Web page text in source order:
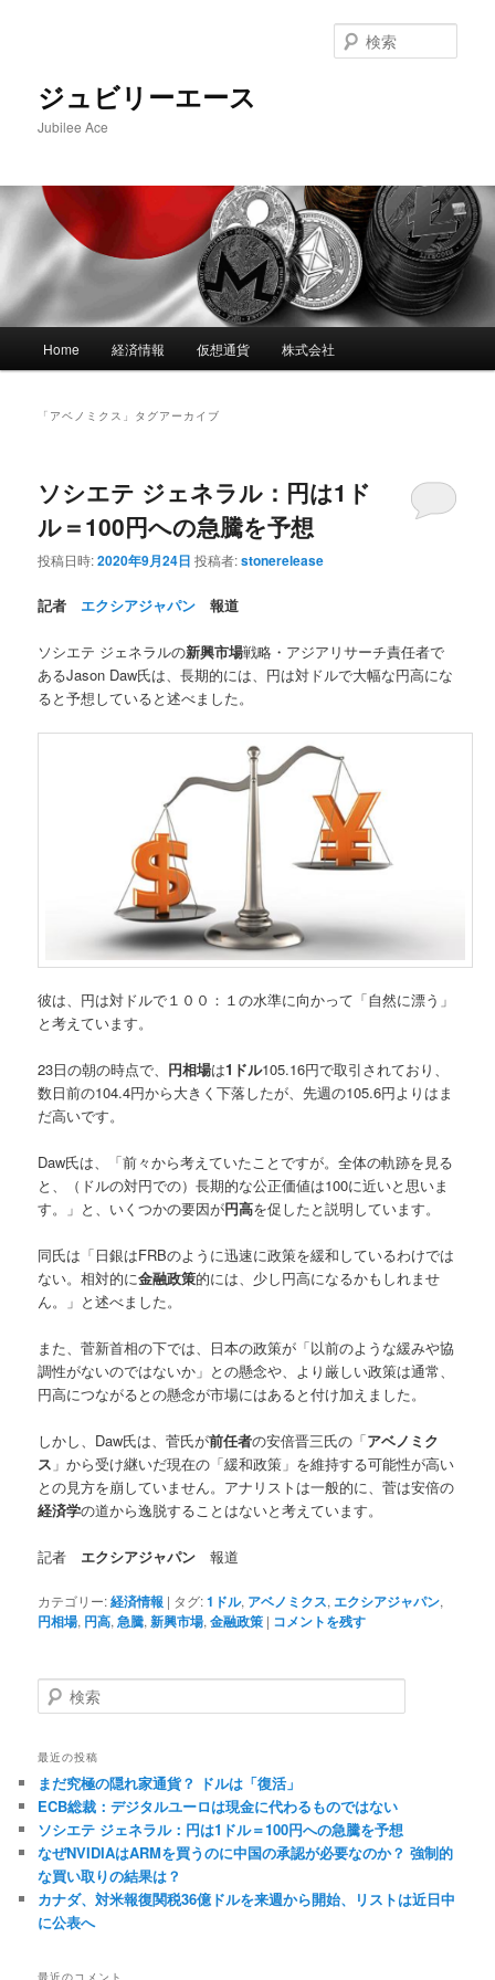
へ
移
ジュビリーエース
Jubilee Ace
索
Home 経済情報 仮想通貨 株式会社
「 アベノミクス 」タグアーカイブ
ソシエテ ジェネラル：円は1ド
ル＝100円への急騰を予想
投稿日時:2020年9月24日 投稿者:stonerelease
記者 エクシアジャパン 報道
ソシエテ ジェネラルの新興市場戦略・アジアリサーチ責任者で
あるJason Daw氏は、長期的には、円は対ドルで大幅な円高にな
ると予想していると述べました。
彼は、円は対ドルで１００：１の水準に向かって「自然に漂う」
と考えています。
23日の朝の時点で、 円相場は1ドル105.16円で取引されており、
数日前の104.4円から大きく下落したが、先週の105.6円よりはま
だ高いです。
Daw氏は、「前々から考えていたことですが。全体の軌跡を見る
と、（ドルの対円での）長期的な公正価値は100に近いと思いま
す。」と、いくつかの要因が円高を促したと説明しています。
同氏は「日銀はFRBのように迅速に政策を緩和しているわけでは
ない。相対的に金融政策的には、少し円高になるかもしれませ
ん。」と述べました。
また、菅新首相の下では、日本の政策が「以前のような緩みや協
調性がないのではないか」との懸念や、より厳しい政策は通常、
円高につながるとの懸念が市場にはあると付け加えました。
しかし、Daw氏は、菅氏が前任者の安倍晋三氏の「アベノミク
ス 」から受け継いだ現在の「緩和政策」を維持する可能性が高い
との見方を崩していません。アナリストは一般的に、菅は安倍の
経済学の道から逸脱することはないと考えています。
記者 エクシアジャパン 報道
カテゴリー:経済情報 | タグ:1ドル, アベノミクス, エクシアジャパン,
円相場, 円高,急騰,新興市場,金融政策 | コメントを残す
検
索
最近の投稿
まだ究極の隠れ家通貨？ ドルは「復活」
ECB総裁：デジタルユーロは現金に代わるものではない
ソシエテ ジェネラル：円は1ドル＝100円への急騰を予想
なぜNVIDIAはARMを買うのに中国の承認が必要なのか？ 強制的
な買い取りの結果は？
カナダ、対米報復関税36億ドルを来週から開始、リストは近日中
に公表へ